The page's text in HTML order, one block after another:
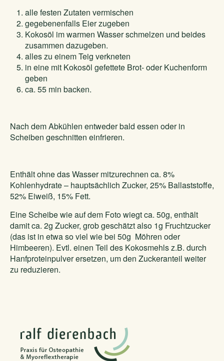
alle festen Zutaten vermischen
gegebenenfalls Eier zugeben
Kokosöl im warmen Wasser schmelzen und beides
zusammen dazugeben.
alles zu einem Teig verkneten
in eine mit Kokosöl gefettete Brot- oder Kuchenform
geben
ca. 55 min backen.
Nach dem Abkühlen entweder bald essen oder in
Scheiben geschnitten einfrieren.
Enthält ohne das Wasser mitzurechnen ca. 8%
Kohlenhydrate – hauptsächlich Zucker, 25% Ballaststoffe,
52% Eiweiß, 15% Fett.
Eine Scheibe wie auf dem Foto wiegt ca. 50g, enthält
damit ca. 2g Zucker, grob geschätzt also 1g Fruchtzucker
(das ist in etwa so viel wie bei 50g Möhren oder
Himbeeren). Evtl. einen Teil des Kokosmehls z.B. durch
Hanfproteinpulver ersetzen, um den Zuckeranteil weiter
zu reduzieren.